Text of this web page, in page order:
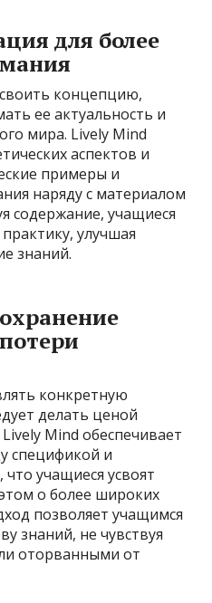
для более
концепцию,
ее актуальность и
мира. Lively Mind
аспектов и
примеры и
наряду с материалом
содержание, учащиеся
улучшая
знаний.
конкретную
делать ценой
Mind обеспечивает
спецификой и
что учащиеся усвоят
о более широких
позволяет учащимся
знаний, не чувствуя
оторванными от